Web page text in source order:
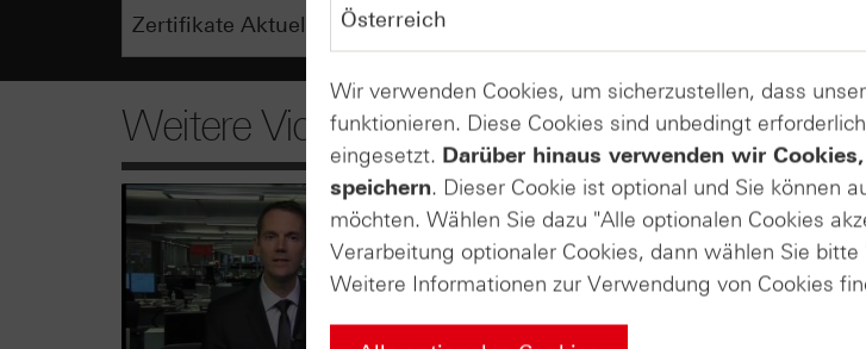
Weitere Videos
Wir verwenden Cookies, um sicherzustellen, dass
funktionieren. Diese Cookies sind unbedingt
eingesetzt. Darüber hinaus verwenden wir
speichern. Dieser Cookie ist optional und Sie können
möchten. Wählen Sie dazu "Alle optionalen Cookies
Verarbeitung optionaler Cookies, dann wählen Sie
Weitere Informationen zur Verwendung von Cookies